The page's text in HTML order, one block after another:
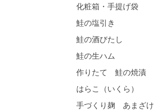
化粧箱・手提げ袋
鮭の塩引き
鮭の酒びたし
鮭の生ハム
作りたて 鮭の焼漬
はらこ（いくら）
手づくり麹 あまざけ